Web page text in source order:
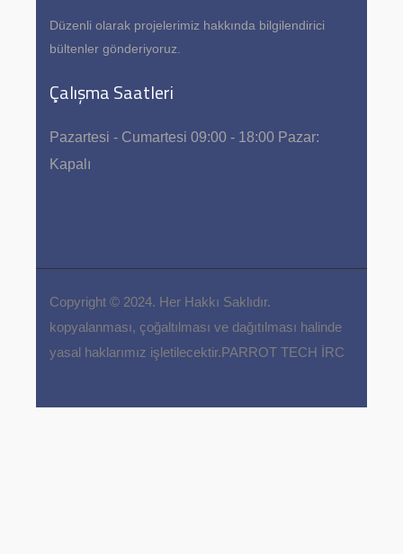
Düzenli olarak projelerimiz hakkında bilgilendirici
bültenler gönderiyoruz.
Çalışma Saatleri
Pazartesi - Cumartesi 09:00 - 18:00 Pazar:
Kapalı
Copyright © 2024. Her Hakkı Saklıdır.
kopyalanması, çoğaltılması ve dağıtılması halinde
yasal haklarımız işletilecektir.PARROT TECH İRC